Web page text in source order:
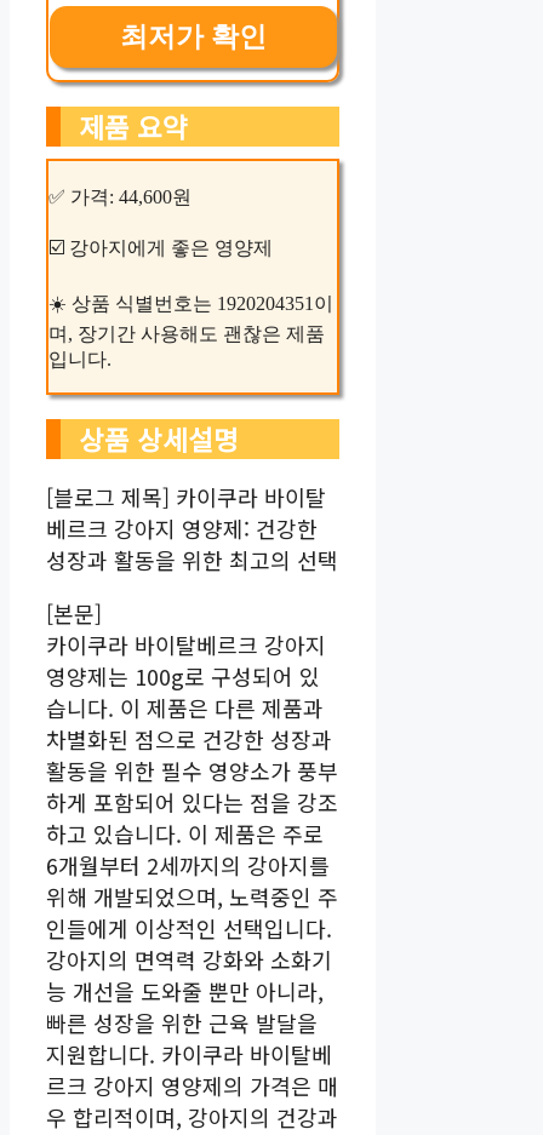
최저가 확인
제품 요약
✅ 가격: 44,600원
☑️ 강아지에게 좋은 영양제
☀️ 상품 식별번호는 1920204351이
며, 장기간 사용해도 괜찮은 제품
입니다.
상품 상세설명
[블로그 제목] 카이쿠라 바이탈
베르크 강아지 영양제: 건강한
성장과 활동을 위한 최고의 선택
[본문]
카이쿠라 바이탈베르크 강아지
영양제는 100g로 구성되어 있
습니다. 이 제품은 다른 제품과
차별화된 점으로 건강한 성장과
활동을 위한 필수 영양소가 풍부
하게 포함되어 있다는 점을 강조
하고 있습니다. 이 제품은 주로
6개월부터 2세까지의 강아지를
위해 개발되었으며, 노력중인 주
인들에게 이상적인 선택입니다.
강아지의 면역력 강화와 소화기
능 개선을 도와줄 뿐만 아니라,
빠른 성장을 위한 근육 발달을
지원합니다. 카이쿠라 바이탈베
르크 강아지 영양제의 가격은 매
우 합리적이며, 강아지의 건강과